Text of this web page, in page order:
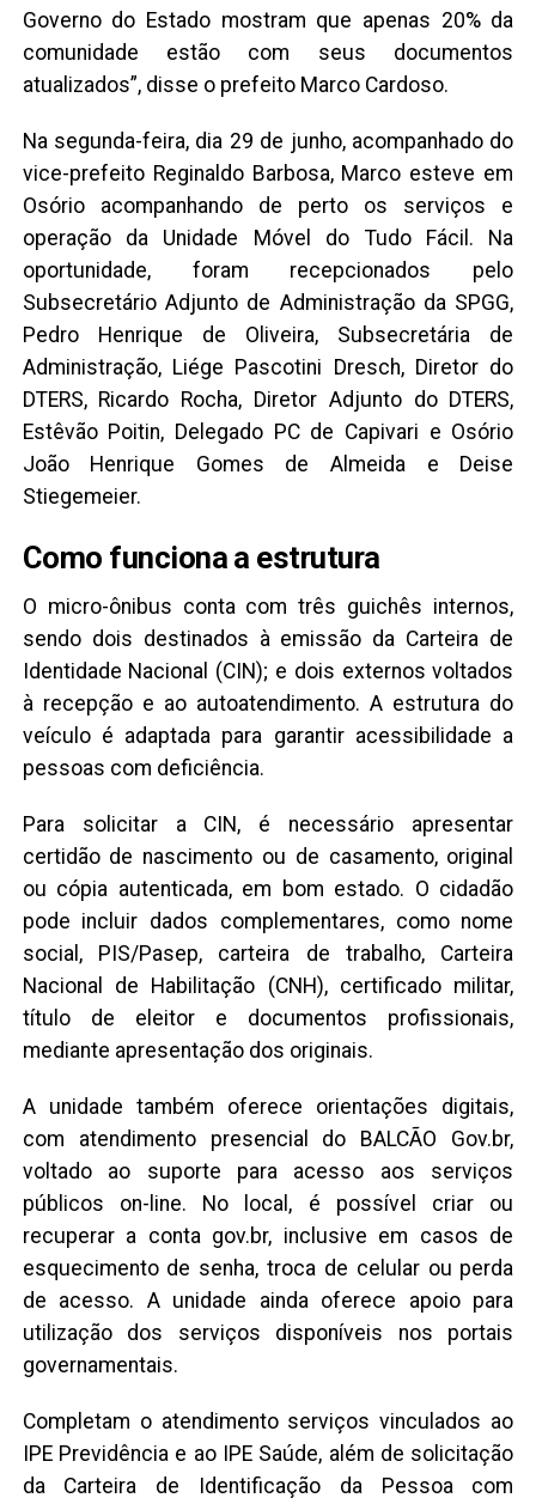
Governo do Estado mostram que apenas 20% da
comunidade estão com seus documentos
atualizados”, disse o prefeito Marco Cardoso.
Na segunda-feira, dia 29 de junho, acompanhado do
vice-prefeito Reginaldo Barbosa, Marco esteve em
Osório acompanhando de perto os serviços e
operação da Unidade Móvel do Tudo Fácil. Na
oportunidade, foram recepcionados pelo
Subsecretário Adjunto de Administração da SPGG,
Pedro Henrique de Oliveira, Subsecretária de
Administração, Liége Pascotini Dresch, Diretor do
DTERS, Ricardo Rocha, Diretor Adjunto do DTERS,
Estêvão Poitin, Delegado PC de Capivari e Osório
João Henrique Gomes de Almeida e Deise
Stiegemeier.
Como funciona a estrutura
O micro-ônibus conta com três guichês internos,
sendo dois destinados à emissão da Carteira de
Identidade Nacional (CIN); e dois externos voltados
à recepção e ao autoatendimento. A estrutura do
veículo é adaptada para garantir acessibilidade a
pessoas com deficiência.
Para solicitar a CIN, é necessário apresentar
certidão de nascimento ou de casamento, original
ou cópia autenticada, em bom estado. O cidadão
pode incluir dados complementares, como nome
social, PIS/Pasep, carteira de trabalho, Carteira
Nacional de Habilitação (CNH), certificado militar,
título de eleitor e documentos profissionais,
mediante apresentação dos originais.
A unidade também oferece orientações digitais,
com atendimento presencial do BALCÃO Gov.br,
voltado ao suporte para acesso aos serviços
públicos on-line. No local, é possível criar ou
recuperar a conta gov.br, inclusive em casos de
esquecimento de senha, troca de celular ou perda
de acesso. A unidade ainda oferece apoio para
utilização dos serviços disponíveis nos portais
governamentais.
Completam o atendimento serviços vinculados ao
IPE Previdência e ao IPE Saúde, além de solicitação
da Carteira de Identificação da Pessoa com